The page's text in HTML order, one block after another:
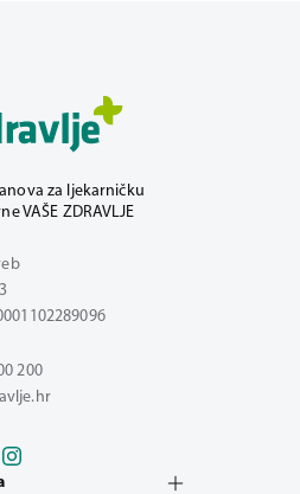
za ljekarničku
VAŠE ZDRAVLJE
200